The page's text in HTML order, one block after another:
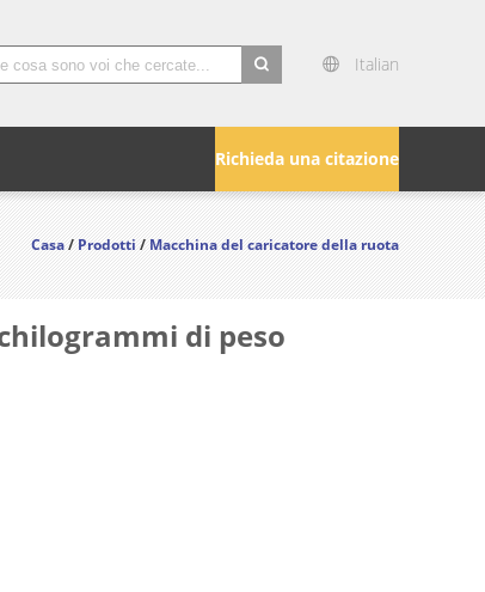
Italian
Richieda una citazione
Casa/Prodotti/Macchina del caricatore della ruota
di peso